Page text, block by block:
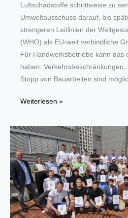
Luftschadstoffe schrittweise zu
Umweltausschuss darauf, bis
strengeren Leitlinien der
(WHO) als EU-weit verbindliche
Für Handwerksbetriebe kann das
haben:
Stopp von Bauarbeiten sind
Luftqualität:
leistet
Beitrag
für
weniger
Schadstoffe
Weiterlesen »